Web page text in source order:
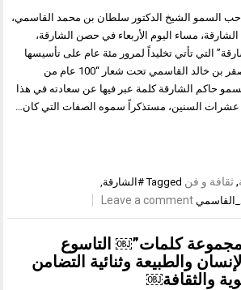
2025/ شهد صاحب السمو الشيخ الدكتور سلطان بن محمد القاسمي،
مساء اليوم الأربعاء في حصن الشارقة،
التي تأتي تخليداً لمرور مئة عام على تأسيسها
على يد الشيخ سلطان بن صقر بن خالد القاسمي تحت شعار “100 عام من
حاكم الشارقة كلمة عبر فيها عن سعادته في هذا
عشرات السنين، مستذكراً سموه الصفات التي كان…
,ثقافة و فن Tagged #الشارقة,
Leave a comment
كلمات”￼ التاسوع
والطبيعة وثنائية التضامن
والثقافة￼